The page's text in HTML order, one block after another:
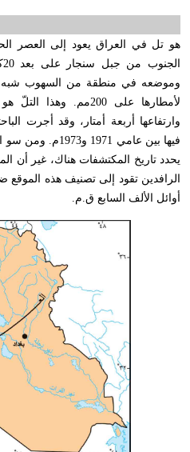
هو تل في العراق يعود إلى العصر
الجنوب من جبل سنجار على بعد 20كم إلى الغرب من الحضر
وموضعه في منطقة من السهوب شبه
وارتفاعها أربعة أمتار، وقد أجرت
فيها بين عامي 1971 و1973م. ومن سو الحظ أن الكربون الإشعاعي
يحدد تاريخ المكتشفات هناك، غير أن
الرافدين تقود إلى تصنيف هذه
أوائل الألف السابع ق.م.